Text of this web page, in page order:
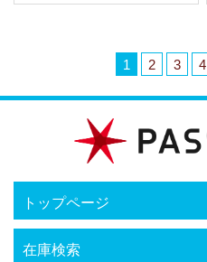
1 2 3 4
トップページ
在庫検索